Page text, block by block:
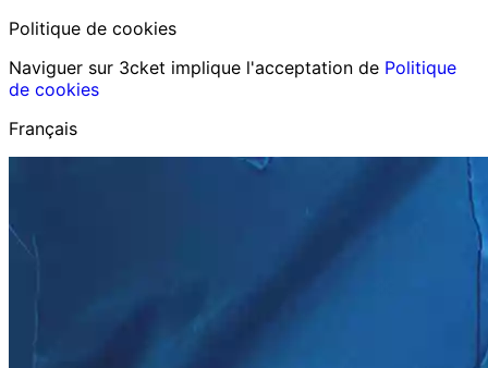
Politique de cookies
Naviguer sur 3cket implique l'acceptation de Politique
de cookies
Français